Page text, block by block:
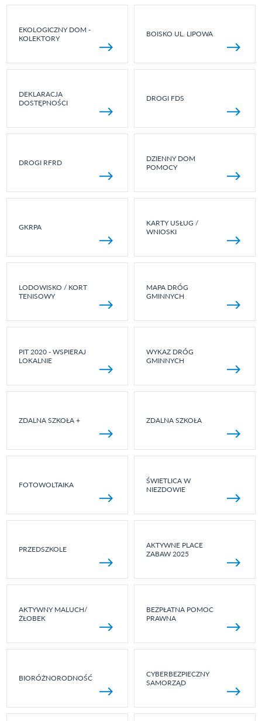
EKOLOGICZNY DOM -
KOLEKTORY
BOISKO UL. LIPOWA
DEKLARACJA
DOSTĘPNOŚCI
DROGI FDS
DROGI RFRD
DZIENNY DOM
POMOCY
GKRPA
KARTY USŁUG /
WNIOSKI
LODOWISKO / KORT
TENISOWY
MAPA DRÓG
GMINNYCH
PIT 2020 - WSPIERAJ
LOKALNIE
WYKAZ DRÓG
GMINNYCH
ZDALNA SZKOŁA + ZDALNA SZKOŁA
FOTOWOLTAIKA
ŚWIETLICA W
NIEZDOWIE
PRZEDSZKOLE
AKTYWNE PLACE
ZABAW 2025
AKTYWNY MALUCH/
ŻŁOBEK
BEZPŁATNA POMOC
PRAWNA
BIORÓŻNORODNOŚĆ
CYBERBEZPIECZNY
SAMORZĄD